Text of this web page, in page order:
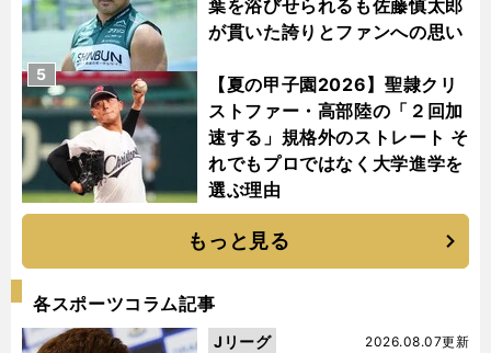
葉を浴びせられるも佐藤慎太郎
が貫いた誇りとファンへの思い
【夏の甲子園2026】聖隷クリ
ストファー・高部陸の「２回加
速する」規格外のストレート そ
れでもプロではなく大学進学を
選ぶ理由
5
もっと見る
各スポーツコラム記事
2026.08.07更新
Jリーグ